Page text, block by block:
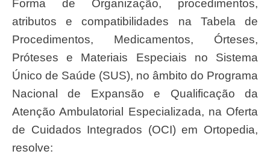
Forma de Organização, procedimentos,
atributos e compatibilidades na Tabela de
Procedimentos, Medicamentos, Órteses,
Próteses e Materiais Especiais no Sistema
Único de Saúde (SUS), no âmbito do Programa
Nacional de Expansão e Qualificação da
Atenção Ambulatorial Especializada, na Oferta
de Cuidados Integrados (OCI) em Ortopedia,
resolve: